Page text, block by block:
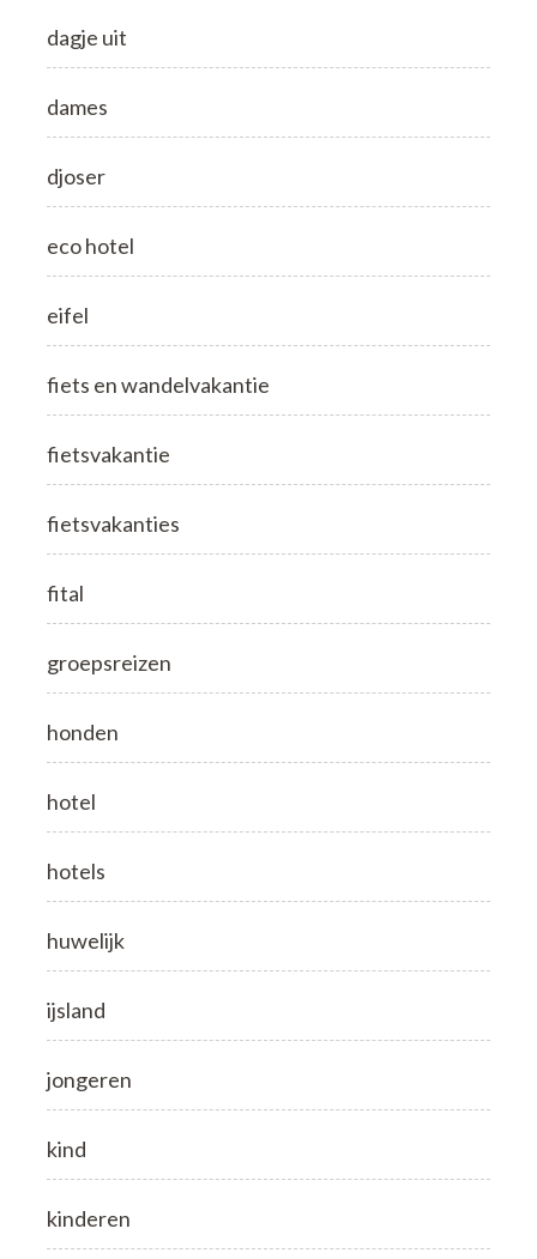
dagje uit
dames
djoser
eco hotel
eifel
fiets en wandelvakantie
fietsvakantie
fietsvakanties
fital
groepsreizen
honden
hotel
hotels
huwelijk
ijsland
jongeren
kind
kinderen